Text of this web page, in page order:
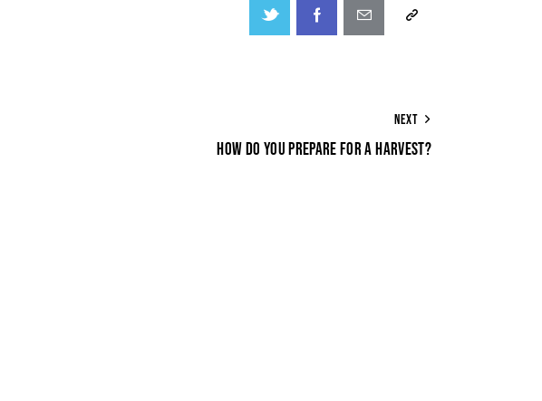
NEXT
HOW DO YOU PREPARE FOR A HARVEST?